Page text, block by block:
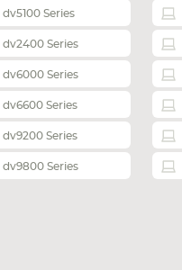
dv5100 Series
dv2400 Series
dv6000 Series
dv6600 Series
dv9200 Series
dv9800 Series